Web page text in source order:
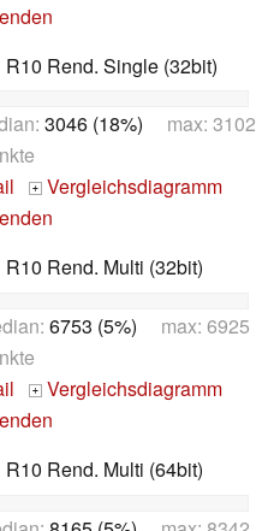
Rend. Single (32bit)
3046 (18%) max: 3102
+
Vergleichsdiagramm
Rend. Multi (32bit)
6753 (5%) max: 6925
+
Vergleichsdiagramm
Rend. Multi (64bit)